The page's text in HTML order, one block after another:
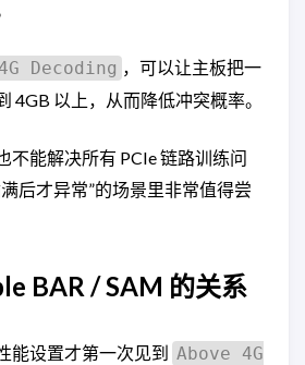
Decoding ，可以让主板把一
4GB 以上，从而降低冲突概率。
不能解决所有 PCIe 链路训练问
后才异常”的场景里非常值得尝
BAR / SAM 的关系
能设置才第一次见到 Above 4G